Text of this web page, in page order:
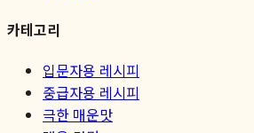
카테고리
입문자용 레시피
중급자용 레시피
극한 매운맛